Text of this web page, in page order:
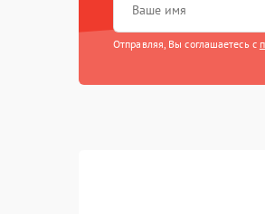
Отправляя, Вы соглашаетесь с